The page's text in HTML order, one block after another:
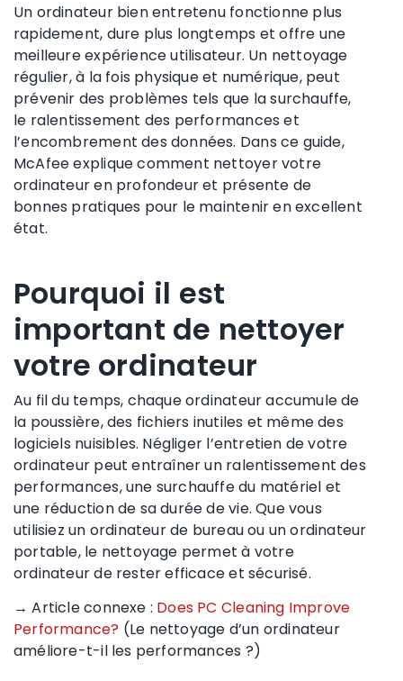
Un ordinateur bien entretenu fonctionne plus
rapidement, dure plus longtemps et offre une
meilleure expérience utilisateur. Un nettoyage
régulier, à la fois physique et numérique, peut
prévenir des problèmes tels que la surchauffe,
le ralentissement des performances et
l’encombrement des données. Dans ce guide,
McAfee explique comment nettoyer votre
ordinateur en profondeur et présente de
bonnes pratiques pour le maintenir en excellent
état.
Pourquoi il est
important de nettoyer
votre ordinateur
Au fil du temps, chaque ordinateur accumule de
la poussière, des fichiers inutiles et même des
logiciels nuisibles. Négliger l’entretien de votre
ordinateur peut entraîner un ralentissement des
performances, une surchauffe du matériel et
une réduction de sa durée de vie. Que vous
utilisiez un ordinateur de bureau ou un ordinateur
portable, le nettoyage permet à votre
ordinateur de rester efficace et sécurisé.
→ Article connexe : Does PC Cleaning Improve
Performance? (Le nettoyage d’un ordinateur
améliore-t-il les performances ?)